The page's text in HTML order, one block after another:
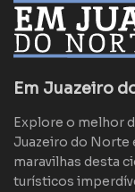
Em Juazeiro
Explore o melhor
Juazeiro do Norte
maravilhas desta
turísticos